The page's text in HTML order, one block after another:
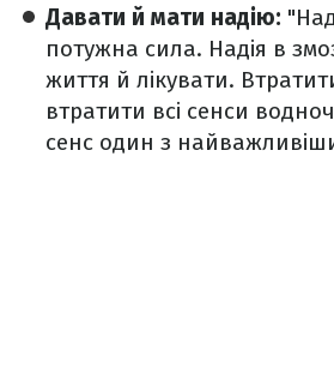
Давати й мати надію:
потужна сила. Надія в
життя й лікувати.
втратити всі сенси
сенс один з